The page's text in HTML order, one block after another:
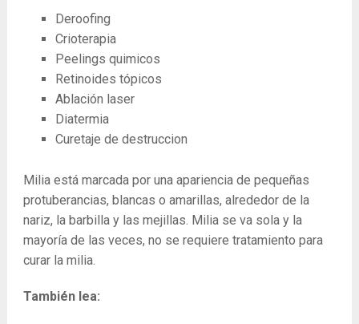
Deroofing
Crioterapia
Peelings quimicos
Retinoides tópicos
Ablación laser
Diatermia
Curetaje de destruccion
Milia está marcada por una apariencia de pequeñas
protuberancias, blancas o amarillas, alrededor de la
nariz, la barbilla y las mejillas. Milia se va sola y la
mayoría de las veces, no se requiere tratamiento para
curar la milia.
También lea: